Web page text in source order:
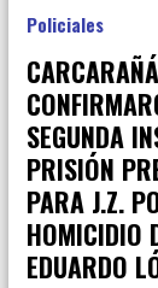
SEGUNDA
PRISIÓN
PARA J.Z.
HOMICIDIO
EDUARDO
Policiales